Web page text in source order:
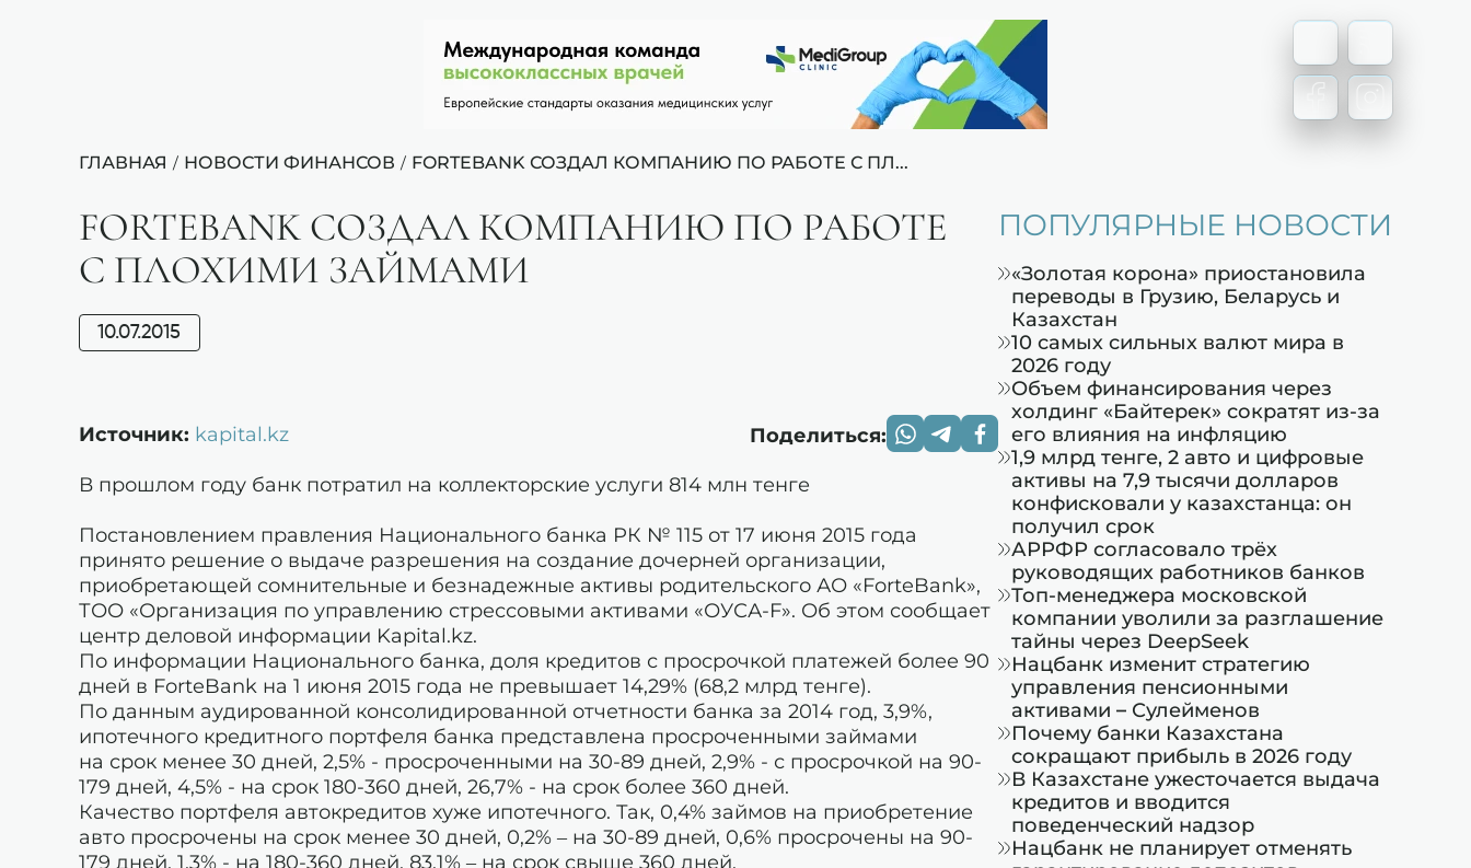
ГЛАВНАЯ / НОВОСТИ ФИНАНСОВ / FORTEBANK СОЗДАЛ КОМПАНИЮ ПО РАБОТЕ С ПЛ...
FORTEBANK СОЗДАЛ КОМПАНИЮ ПО РАБОТЕ
С ПЛОХИМИ ЗАЙМАМИ
10.07.2015
Источник: kapital.kz Поделиться:
В прошлом году банк потратил на коллекторские услуги 814 млн тенге
Постановлением правления Национального банка РК № 115 от 17 июня 2015 года
принято решение о выдаче разрешения на создание дочерней организации,
приобретающей сомнительные и безнадежные активы родительского АО «ForteBank»,
ТОО «Организация по управлению стрессовыми активами «ОУСА-F». Об этом сообщает
центр деловой информации Kapital.kz.
По информации Национального банка, доля кредитов с просрочкой платежей более 90
дней в ForteBank на 1 июня 2015 года не превышает 14,29% (68,2 млрд тенге).
По данным аудированной консолидированной отчетности банка за 2014 год, 3,9%,
ипотечного кредитного портфеля банка представлена просроченными займами
на срок менее 30 дней, 2,5% - просроченными на 30-89 дней, 2,9% - с просрочкой на 90-
179 дней, 4,5% - на срок 180-360 дней, 26,7% - на срок более 360 дней.
Качество портфеля автокредитов хуже ипотечного. Так, 0,4% займов на приобретение
авто просрочены на срок менее 30 дней, 0,2% – на 30-89 дней, 0,6% просрочены на 90-
179 дней, 1,3% - на 180-360 дней, 83,1% – на срок свыше 360 дней.
ПОПУЛЯРНЫЕ НОВОСТИ
«Золотая корона» приостановила
переводы в Грузию, Беларусь и
Казахстан
10 самых сильных валют мира в
2026 году
Объем финансирования через
холдинг «Байтерек» сократят из-за
его влияния на инфляцию
1,9 млрд тенге, 2 авто и цифровые
активы на 7,9 тысячи долларов
конфисковали у казахстанца: он
получил срок
АРРФР согласовало трёх
руководящих работников банков
Топ-менеджера московской
компании уволили за разглашение
тайны через DeepSeek
Нацбанк изменит стратегию
управления пенсионными
активами – Сулейменов
Почему банки Казахстана
сокращают прибыль в 2026 году
В Казахстане ужесточается выдача
кредитов и вводится
поведенческий надзор
Нацбанк не планирует отменять